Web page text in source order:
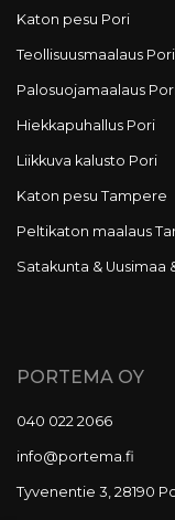
Katon pesu Pori
Teollisuusmaalaus Pori
Palosuojamaalaus
Hiekkapuhallus Pori
Liikkuva kalusto Pori
Katon pesu Tampere
Peltikaton maalaus
Satakunta & Uusimaa
PORTEMA OY
040 022 2066
info@portema.fi
Tyvenentie 3, 28190